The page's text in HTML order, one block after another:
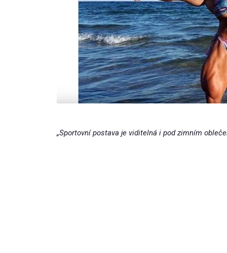
„Sportovní postava je viditelná i pod zimním